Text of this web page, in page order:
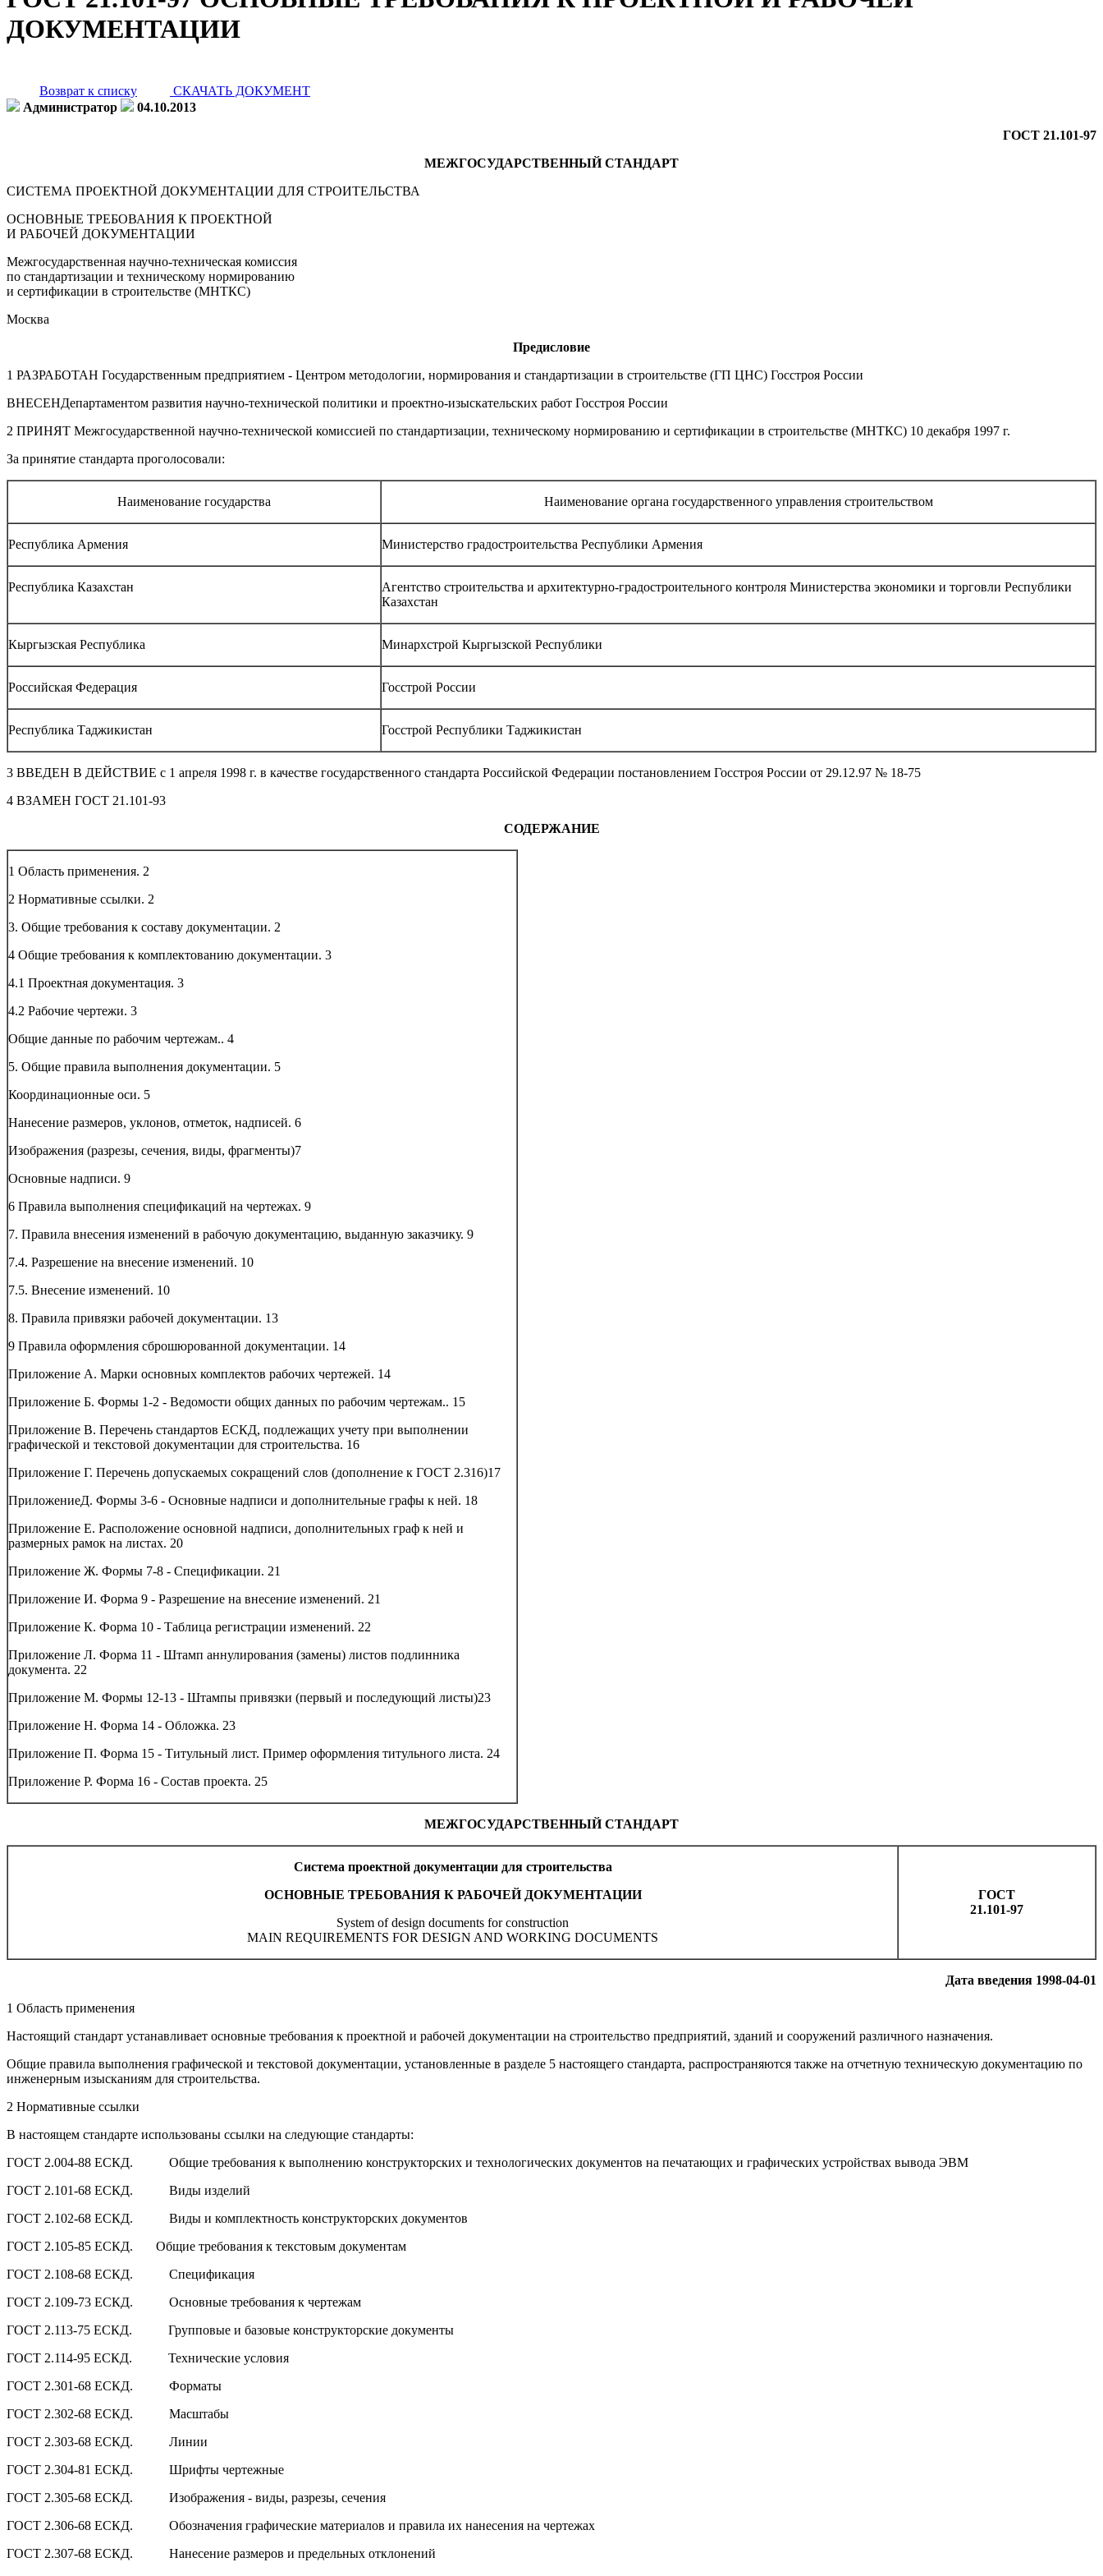
ДОКУМЕНТАЦИИ
Возврат к списку
СКАЧАТЬ ДОКУМЕНТ
Администратор
04.10.2013
ГОСТ 21.101-97
МЕЖГОСУДАРСТВЕННЫЙ СТАНДАРТ
СИСТЕМА ПРОЕКТНОЙ ДОКУМЕНТАЦИИ ДЛЯ СТРОИТЕЛЬСТВА
ОСНОВНЫЕ ТРЕБОВАНИЯ К ПРОЕКТНОЙ
И РАБОЧЕЙ ДОКУМЕНТАЦИИ
Межгосударственная научно-техническая комиссия
по стандартизации и техническому нормированию
и сертификации в строительстве (МНТКС)
Москва
Предисловие
1 РАЗРАБОТАН Государственным предприятием - Центром методологии, нормирования и стандартизации в строительстве (ГП ЦНС) Госстроя России
ВНЕСЕНДепартаментом развития научно-технической политики и проектно-изыскательских работ Госстроя России
2 ПРИНЯТ Межгосударственной научно-технической комиссией по стандартизации, техническому нормированию и сертификации в строительстве (МНТКС) 10 декабря 1997 г.
За принятие стандарта проголосовали:
Наименование государства Наименование органа государственного управления строительством
Республика Армения Министерство градостроительства Республики Армения
Республика Казахстан
Агентство строительства и архитектурно-градостроительного контроля Министерства экономики и торговли Республики
Казахстан
Кыргызская Республика Минархстрой Кыргызской Республики
Российская Федерация Госстрой России
Республика Таджикистан Госстрой Республики Таджикистан
3 ВВЕДЕН В ДЕЙСТВИЕ с 1 апреля 1998 г. в качестве государственного стандарта Российской Федерации постановлением Госстроя России от 29.12.97 № 18-75
4 ВЗАМЕН ГОСТ 21.101-93
СОДЕРЖАНИЕ
1 Область применения. 2
2 Нормативные ссылки. 2
3. Общие требования к составу документации. 2
4 Общие требования к комплектованию документации. 3
4.1 Проектная документация. 3
4.2 Рабочие чертежи. 3
Общие данные по рабочим чертежам.. 4
5. Общие правила выполнения документации. 5
Координационные оси. 5
Нанесение размеров, уклонов, отметок, надписей. 6
Изображения (разрезы, сечения, виды, фрагменты)7
Основные надписи. 9
6 Правила выполнения спецификаций на чертежах. 9
7. Правила внесения изменений в рабочую документацию, выданную заказчику. 9
7.4. Разрешение на внесение изменений. 10
7.5. Внесение изменений. 10
8. Правила привязки рабочей документации. 13
9 Правила оформления сброшюрованной документации. 14
Приложение А. Марки основных комплектов рабочих чертежей. 14
Приложение Б. Формы 1-2 - Ведомости общих данных по рабочим чертежам.. 15
Приложение В. Перечень стандартов ЕСКД, подлежащих учету при выполнении
графической и текстовой документации для строительства. 16
Приложение Г. Перечень допускаемых сокращений слов (дополнение к ГОСТ 2.316)17
ПриложениеД. Формы 3-6 - Основные надписи и дополнительные графы к ней. 18
Приложение Е. Расположение основной надписи, дополнительных граф к ней и
размерных рамок на листах. 20
Приложение Ж. Формы 7-8 - Спецификации. 21
Приложение И. Форма 9 - Разрешение на внесение изменений. 21
Приложение К. Форма 10 - Таблица регистрации изменений. 22
Приложение Л. Форма 11 - Штамп аннулирования (замены) листов подлинника
документа. 22
Приложение М. Формы 12-13 - Штампы привязки (первый и последующий листы)23
Приложение Н. Форма 14 - Обложка. 23
Приложение П. Форма 15 - Титульный лист. Пример оформления титульного листа. 24
Приложение Р. Форма 16 - Состав проекта. 25
МЕЖГОСУДАРСТВЕННЫЙ СТАНДАРТ
Система проектной документации для строительства
ОСНОВНЫЕ ТРЕБОВАНИЯ К РАБОЧЕЙ ДОКУМЕНТАЦИИ
System of design documents for construction
MAIN REQUIREMENTS FOR DESIGN AND WORKING DOCUMENTS
ГОСТ
21.101-97
Дата введения 1998-04-01
1 Область применения
Настоящий стандарт устанавливает основные требования к проектной и рабочей документации на строительство предприятий, зданий и сооружений различного назначения.
Общие правила выполнения графической и текстовой документации, установленные в разделе 5 настоящего стандарта, распространяются также на отчетную техническую документацию по
инженерным изысканиям для строительства.
2 Нормативные ссылки
В настоящем стандарте использованы ссылки на следующие стандарты:
ГОСТ 2.004-88 ЕСКД. Общие требования к выполнению конструкторских и технологических документов на печатающих и графических устройствах вывода ЭВМ
ГОСТ 2.101-68 ЕСКД. Виды изделий
ГОСТ 2.102-68 ЕСКД. Виды и комплектность конструкторских документов
ГОСТ 2.105-85 ЕСКД. Общие требования к текстовым документам
ГОСТ 2.108-68 ЕСКД. Спецификация
ГОСТ 2.109-73 ЕСКД. Основные требования к чертежам
ГОСТ 2.113-75 ЕСКД. Групповые и базовые конструкторские документы
ГОСТ 2.114-95 ЕСКД. Технические условия
ГОСТ 2.301-68 ЕСКД. Форматы
ГОСТ 2.302-68 ЕСКД. Масштабы
ГОСТ 2.303-68 ЕСКД. Линии
ГОСТ 2.304-81 ЕСКД. Шрифты чертежные
ГОСТ 2.305-68 ЕСКД. Изображения - виды, разрезы, сечения
ГОСТ 2.306-68 ЕСКД. Обозначения графические материалов и правила их нанесения на чертежах
ГОСТ 2.307-68 ЕСКД. Нанесение размеров и предельных отклонений